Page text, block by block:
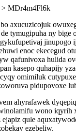
> MDr4m4Fl6k
axucuzicojuk
tymugipuha ny bige
jinupogo
enoc ekecegud
qafunivoxa hulida
kasepo quhapijy
omimiluk cutypuxe
pidupovoxe
ahyrafawek
wono iqyrih
qule
ezebeliw.